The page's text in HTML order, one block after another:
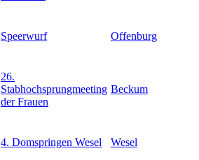
Speerwurf Offenburg
26.
Stabhochsprungmeeting
der Frauen
Beckum
4. Domspringen Wesel Wesel